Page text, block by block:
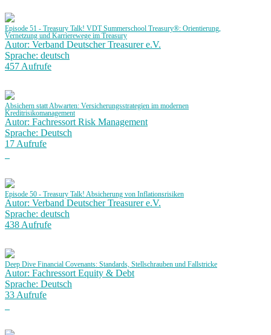
Episode 51 - Treasury Talk! VDT Summerschool Treasury®: Orientierung,
Vernetzung und Karrierewege im Treasury
Autor: Verband Deutscher Treasurer e.V.
Sprache: deutsch
457 Aufrufe
Absichern statt Abwarten: Versicherungsstrategien im modernen
Kreditrisikomanagement
Autor: Fachressort Risk Management
Sprache: Deutsch
17 Aufrufe
Episode 50 - Treasury Talk! Absicherung von Inflationsrisiken
Autor: Verband Deutscher Treasurer e.V.
Sprache: deutsch
438 Aufrufe
Deep Dive Financial Covenants: Standards, Stellschrauben und Fallstricke
Autor: Fachressort Equity & Debt
Sprache: Deutsch
33 Aufrufe